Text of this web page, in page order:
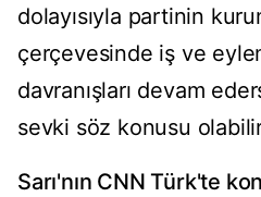
dolayısıyla partinin
çerçevesinde iş ve
davranışları devam
sevki söz konusu
Sarı'nın CNN Türk'te